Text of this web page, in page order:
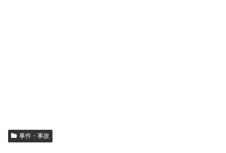
事件・事故